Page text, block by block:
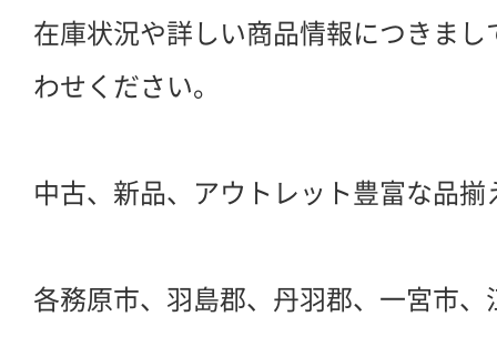
在庫状況や詳しい商品情報につきま
わせください。
中古、新品、アウトレット豊富な品揃
各務原市、羽島郡、丹羽郡、一宮市